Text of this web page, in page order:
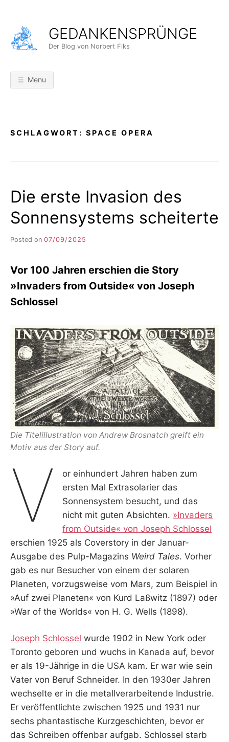
content
GEDANKENSPRÜNGE
Der Blog von Norbert Fiks
Menu
SCHLAGWORT: SPACE OPERA
Die erste Invasion des
Sonnensystems scheiterte
Posted on 07/09/2025
I
K
S
R
Vor 100 Jahren erschien die Story
»Invaders from Outside« von Joseph
Schlossel
Die Titelillustration von Andrew Brosnatch greift ein
Motiv aus der Story auf.
V
or einhundert Jahren haben zum
ersten Mal Extrasolarier das
Sonnensystem besucht, und das
nicht mit guten Absichten. »Invaders
from Outside« von Joseph Schlossel
erschien 1925 als Coverstory in der Januar-
Ausgabe des Pulp-Magazins Weird Tales. Vorher
gab es nur Besucher von einem der solaren
Planeten, vorzugsweise vom Mars, zum Beispiel in
»Auf zwei Planeten« von Kurd Laßwitz (1897) oder
»War of the Worlds« von H. G. Wells (1898).
Joseph Schlossel wurde 1902 in New York oder
Toronto geboren und wuchs in Kanada auf, bevor
er als 19-Jährige in die USA kam. Er war wie sein
Vater von Beruf Schneider. In den 1930er Jahren
wechselte er in die metallverarbeitende Industrie.
Er veröffentlichte zwischen 1925 und 1931 nur
sechs phantastische Kurzgeschichten, bevor er
das Schreiben offenbar aufgab. Schlossel starb